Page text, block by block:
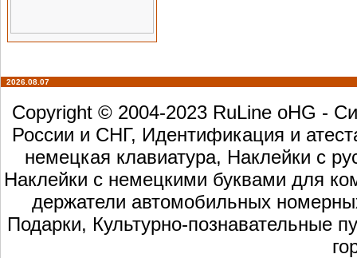
2026.08.07
Copyright © 2004-2023 RuLine oHG -
России и СНГ, Идентификация и
немецкая клавиатура, Наклейки с
Наклейки с немецкими буквами для
держатели автомобильных
Подарки, Культурно-познавательные